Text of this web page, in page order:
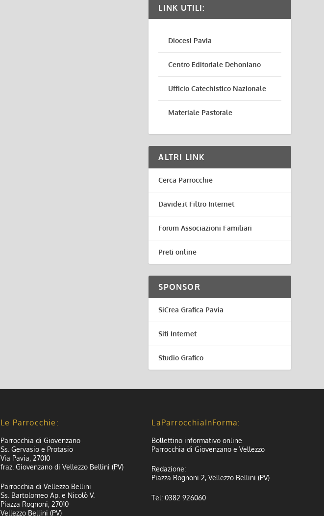
LINK UTILI:
Diocesi Pavia
Centro Editoriale Dehoniano
Ufficio Catechistico Nazionale
Materiale Pastorale
ALTRI LINK
Cerca Parrocchie
Davide.it Filtro Internet
Forum Associazioni Familiari
Preti online
SPONSOR
SiCrea Grafica Pavia
Siti Internet
Studio Grafico
Le Parrocchie:
Parrocchia di Giovenzano
Ss. Gervasio e Protasio
Via Pavia, 27010
fraz. Giovenzano di Vellezzo Bellini (PV)
Parrocchia di Vellezzo Bellini
Ss. Bartolomeo Ap. e Nicolò V.
Piazza Rognoni, 27010
Vellezzo Bellini (PV)
LaParrocchiaInForma:
Bollettino informativo online
Parrocchia di Giovenzano e Vellezzo
Redazione:
Piazza Rognoni 2, Vellezzo Bellini (PV)
Tel: 0382 926060